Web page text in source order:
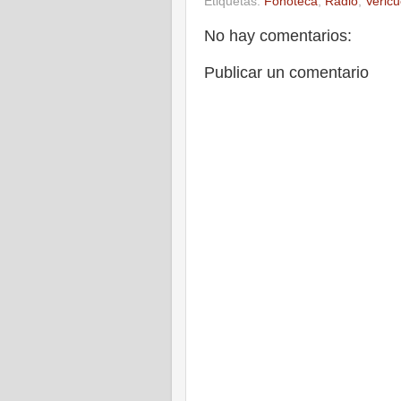
No hay comentarios:
Publicar un comentario